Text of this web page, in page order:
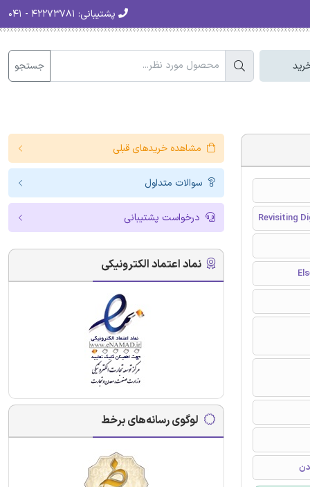
پشتیبانی:
جستجو
Revisiting
مشاهده خریدهای قبلی
سوالات متداول
درخواست پشتیبانی
نماد اعتماد الکترونیکی
لوگوی رسانه‌های برخط